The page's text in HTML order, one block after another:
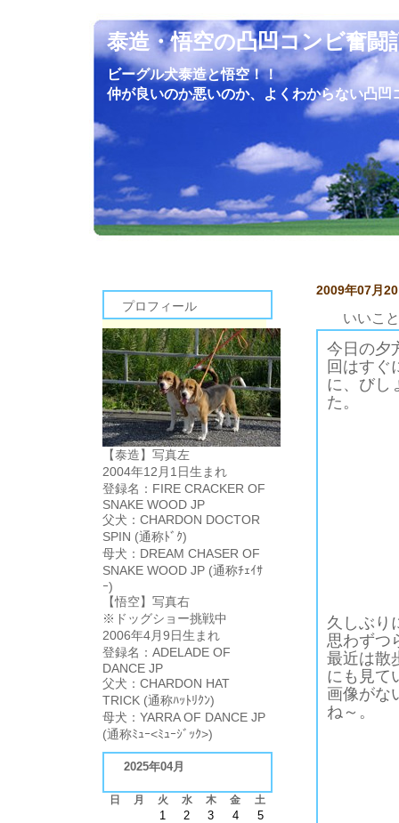
泰造・悟空の凸凹コンビ奮闘
ビーグル犬泰造と悟空！！
仲が良いのか悪いのか、よくわからない凸凹
プロフィール
【泰造】写真左
2004年12月1日生まれ
登録名：FIRE CRACKER OF
SNAKE WOOD JP
父犬：CHARDON DOCTOR
SPIN (通称ﾄﾞｸ)
母犬：DREAM CHASER OF
SNAKE WOOD JP (通称ﾁｪｲｻ
ｰ)
【悟空】写真右
※ドッグショー挑戦中
2006年4月9日生まれ
登録名：ADELADE OF
DANCE JP
父犬：CHARDON HAT
TRICK (通称ﾊｯﾄﾘｸﾝ)
母犬：YARRA OF DANCE JP
(通称ﾐｭｰ<ﾐｭｰｼﾞｯｸ>)
2025年04月
日 月 火 水 木 金 土
1 2 3 4
5
2009年07月
いいこ
今日の夕
回はすぐ
に、びし
た。
久しぶり
思わずつ
最近は散
にも見て
画像がな
ね～。